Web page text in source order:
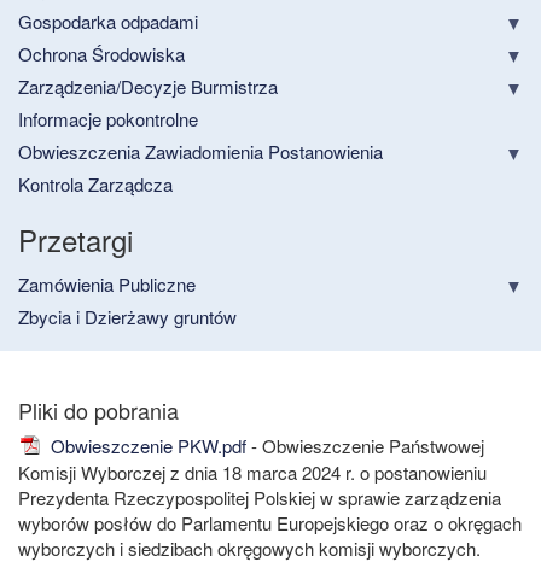
Gospodarka odpadami
Ochrona Środowiska
Zarządzenia/Decyzje Burmistrza
Informacje pokontrolne
Obwieszczenia Zawiadomienia Postanowienia
Kontrola Zarządcza
Przetargi
Zamówienia Publiczne
Zbycia i Dzierżawy gruntów
Obwieszczenie PKW.pdf- Obwieszczenie Państwowej
Komisji Wyborczej z dnia 18 marca 2024 r. o postanowieniu
Prezydenta Rzeczypospolitej Polskiej w sprawie zarządzenia
wyborów posłów do Parlamentu Europejskiego oraz o okręgach
wyborczych i siedzibach okręgowych komisji wyborczych.